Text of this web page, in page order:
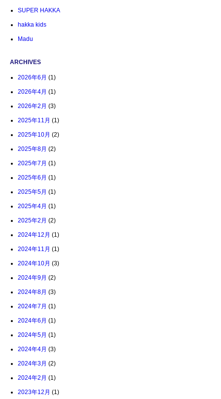
SUPER HAKKA
hakka kids
Madu
ARCHIVES
2026年6月 (1)
2026年4月 (1)
2026年2月 (3)
2025年11月 (1)
2025年10月 (2)
2025年8月 (2)
2025年7月 (1)
2025年6月 (1)
2025年5月 (1)
2025年4月 (1)
2025年2月 (2)
2024年12月 (1)
2024年11月 (1)
2024年10月 (3)
2024年9月 (2)
2024年8月 (3)
2024年7月 (1)
2024年6月 (1)
2024年5月 (1)
2024年4月 (3)
2024年3月 (2)
2024年2月 (1)
2023年12月 (1)